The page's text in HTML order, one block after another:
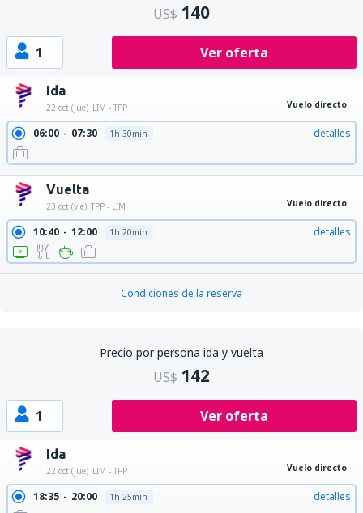
US$ 140
1 Ver oferta
Ida
22 oct (jue) LIM - TPP Vuelo directo
06:00 07:30 1h 30min detalles
Vuelta
23 oct (vie) TPP - LIM Vuelo directo
10:40 12:00 1h 20min detalles
Condiciones de la reserva
Precio por persona ida y vuelta
US$ 142
1 Ver oferta
Ida
22 oct (jue) LIM - TPP Vuelo directo
18:35 20:00 1h 25min detalles